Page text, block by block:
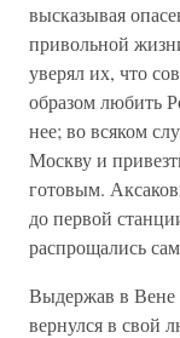
высказывая
привольной
уверял их, что
образом любить
нее; во всяком
Москву и
готовым.
до первой
распрощались
Выдержав в Вене
вернулся в свой